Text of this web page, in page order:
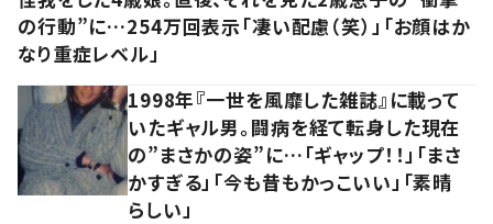
の行動”に…254万回表示「凄い配慮（笑）」「お顔はか
なり重症レベル」
1998年『一世を風靡した雑誌』に載って
いたギャル男。闘病を経て転身した現在
の”まさかの姿”に…「ギャップ！！」「まさ
かすぎる」「今も昔もかっこいい」「素晴
らしい」